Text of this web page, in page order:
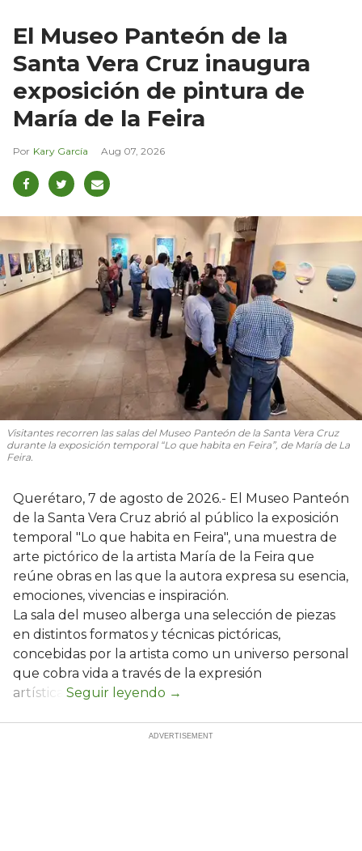
El Museo Panteón de la
Santa Vera Cruz inaugura
exposición de pintura de
María de la Feira
Kary García Aug 07, 2026
Visitantes recorren las salas del Museo Panteón de la Santa Vera Cruz
durante la exposición temporal “Lo que habita en Feira”, de María de La
Feira.
Querétaro, 7 de agosto de 2026.- El Museo Panteón
de la Santa Vera Cruz abrió al público la exposición
temporal "Lo que habita en Feira", una muestra de
arte pictórico de la artista María de la Feira que
reúne obras en las que la autora expresa su esencia,
emociones, vivencias e inspiración.
La sala del museo alberga una selección de piezas
en distintos formatos y técnicas pictóricas,
concebidas por la artista como un universo personal
que cobra vida a través de la expresión
artística.